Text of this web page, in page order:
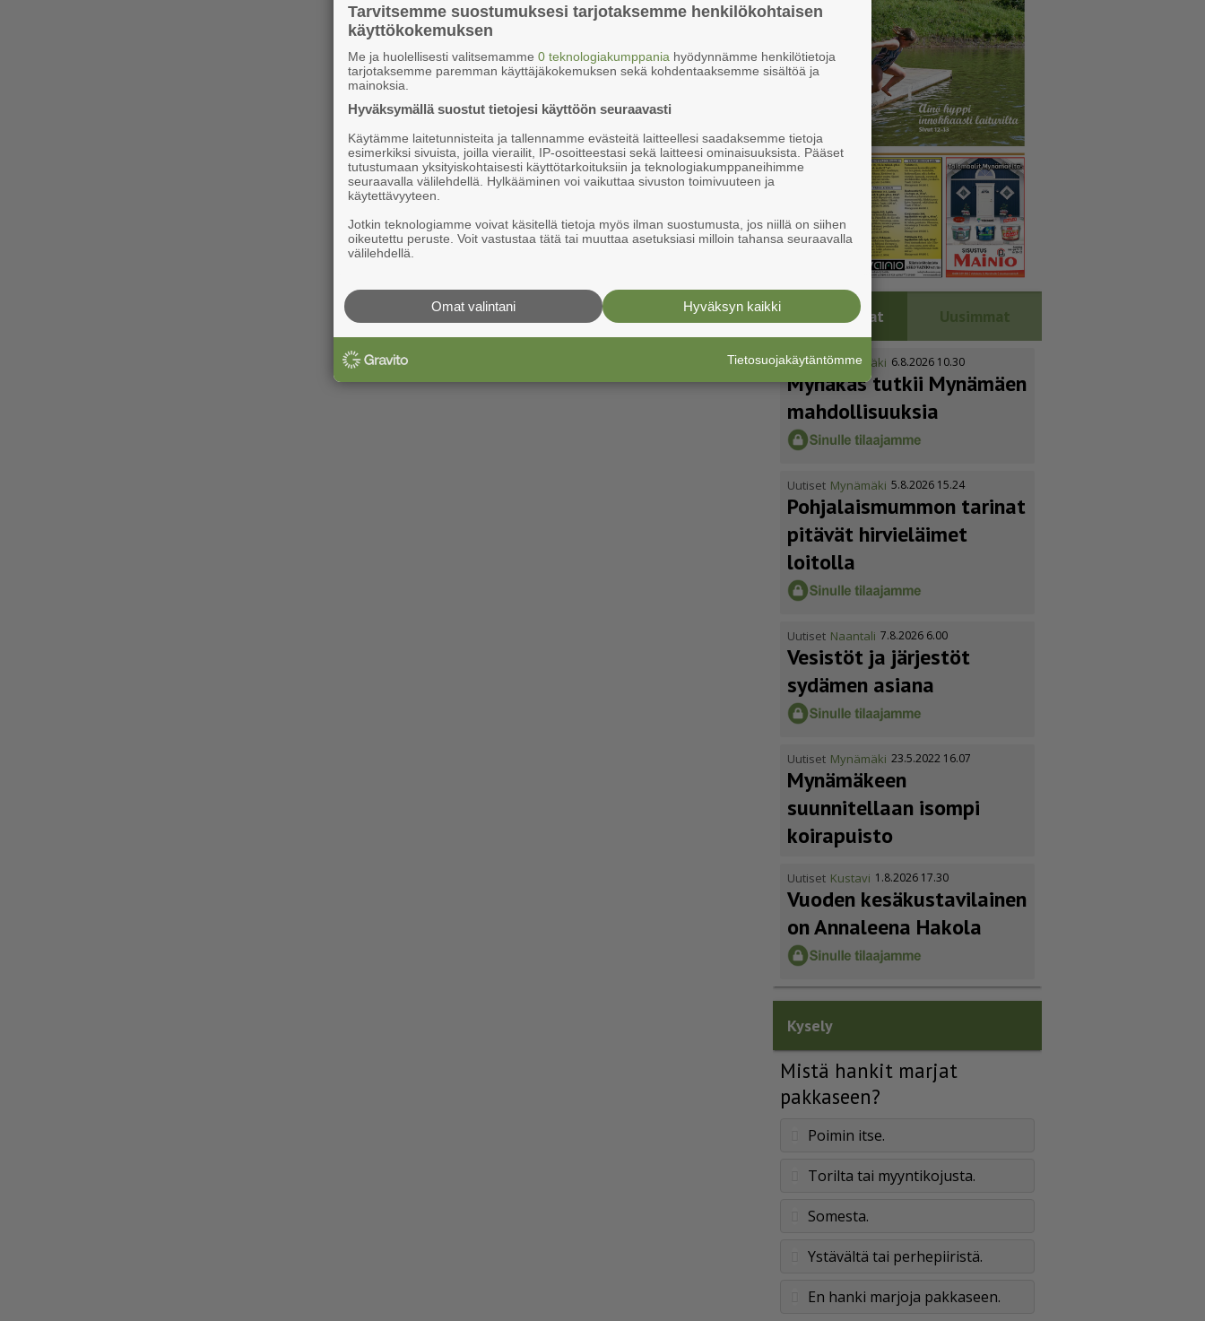
Luetuimmat Uusimmat
Uutiset Mynämäki 6.8.2026 10.30
Mynäkäs tutkii Mynämäen
mahdol­li­suuksia
Uutiset Mynämäki 5.8.2026 15.24
Pohja­lais­mummon tarinat
pitävät hirvieläimet
loitolla
Uutiset Naantali 7.8.2026 6.00
Vesistöt ja järjestöt
sydämen asiana
Uutiset Mynämäki 23.5.2022 16.07
Mynämäkeen
suunnitellaan isompi
koirapuisto
Uutiset Kustavi 1.8.2026 17.30
Vuoden kesäkus­ta­vi­lainen
on Annaleena Hakola
Kysely
Mistä hankit marjat
pakkaseen?
Poimin itse.
Torilta tai myyntikojusta.
Somesta.
Ystävältä tai perhepiiristä.
En hanki marjoja pakkaseen.
Tarvitsemme suostumuksesi tarjotaksemme henkilökohtaisen
käyttökokemuksen
Me ja huolellisesti valitsemamme 0 teknologiakumppania hyödynnämme henkilötietoja
tarjotaksemme paremman käyttäjäkokemuksen sekä kohdentaaksemme sisältöä ja
mainoksia.
Hyväksymällä suostut tietojesi käyttöön seuraavasti
Käytämme laitetunnisteita ja tallennamme evästeitä laitteellesi saadaksemme tietoja
esimerkiksi sivuista, joilla vierailit, IP-osoitteestasi sekä laitteesi ominaisuuksista. Pääset
tutustumaan yksityiskohtaisesti käyttötarkoituksiin ja teknologiakumppaneihimme
seuraavalla välilehdellä. Hylkääminen voi vaikuttaa sivuston toimivuuteen ja
käytettävyyteen.
Jotkin teknologiamme voivat käsitellä tietoja myös ilman suostumusta, jos niillä on siihen
oikeutettu peruste. Voit vastustaa tätä tai muuttaa asetuksiasi milloin tahansa seuraavalla
välilehdellä.
Hyväksyn kaikki
Omat valintani
Tietosuojakäytäntömme